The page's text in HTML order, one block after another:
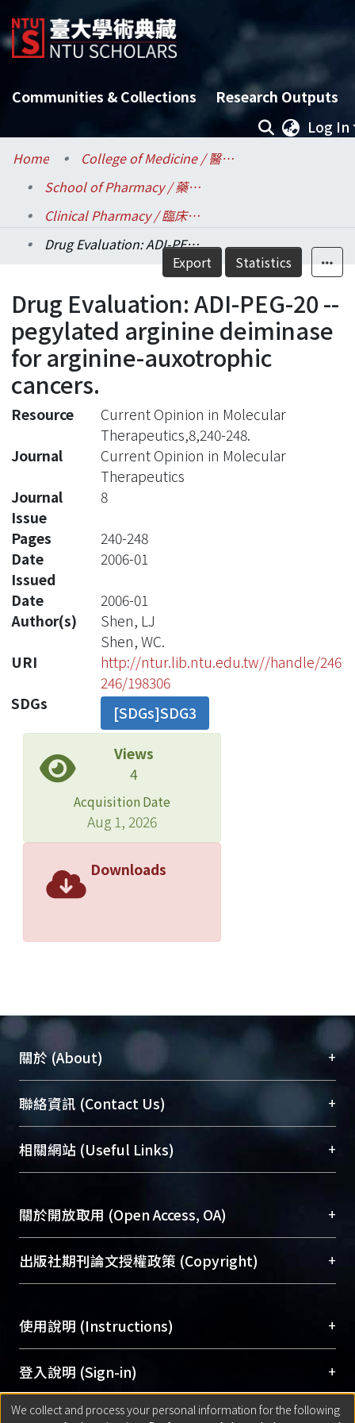
Communities & Collections
Research Outputs
Log In
Home
College of Medicine / 醫學院
School of Pharmacy / 藥學專業學院
Clinical Pharmacy / 臨床藥學研究所
Drug Evaluation: ADI-PEG-20 -- pegylated arginine deiminase for arginine-auxotrophic cancers.
Details
Export Statistics
Drug Evaluation: ADI-PEG-20 --
pegylated arginine deiminase
for arginine-auxotrophic
cancers.
Resource
Current Opinion in Molecular
Therapeutics,8,240-248.
Journal
Current Opinion in Molecular
Therapeutics
Journal
Issue
8
Pages
240-248
Date
Issued
2006-01
Date
2006-01
Author(s)
Shen, LJ
Shen, WC.
URI
http://ntur.lib.ntu.edu.tw//handle/246
246/198306
SDGs
[SDGs]SDG3
Views
4
Acquisition Date
Aug 1, 2026
Downloads
關於 (About) +
臺大位居世界頂尖大學之列，為永久珍藏及向國際
展現本校豐碩的研究成果及學術能量，圖書館整合
機構典藏（NTUR）與學術庫（AH）不同功能平
台，成為臺大學術典藏NTU scholars。期能整合研
成果。
To permanently archive and promote researcher
profiles and scholarly works, Library integrates the
services of “NTU Repository” with “Academic
聯絡資訊 (Contact Us) +
總館學科館員(Main Library)
醫學圖書館學科館員(Medical Library)
Sciences Library)
相關網站 (Useful Links) +
關於開放取用 (Open Access, OA) +
開放取用是從使用者角度提升資訊取用性的社會運
動，應用在學術研究上是透過將研究著作公開供使
用逐年攀升。同時可加速研究發展、提升研究影響
Archive）平台。 （點選深入了解OA）
出版社期刊論文授權政策 (Copyright) +
含部分內容的版權非匯入者所有，或由第三方贊
助與合作完成，請確認該版權所有者及第三方同
意提供此授權。
Please represent that the submission is your
original work, and that you have the right to
使用說明 (Instructions) +
網站簡介(Quickstart Guide)
使用手冊(Instruction Manual)
線上預約服務(Booking Service)
登入說明 (Sign-in) +
方案一：臺灣大學計算機中心帳號登入
匯入著作 (Submission) +
We collect and process your personal information for the following